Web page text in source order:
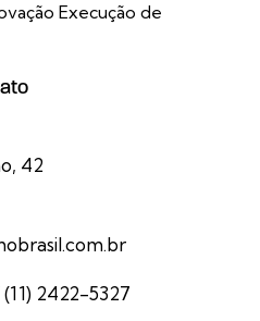
Execução de
42
2422-5327